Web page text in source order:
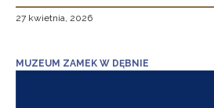
27 kwietnia, 2026
MUZEUM ZAMEK W DĘBNIE